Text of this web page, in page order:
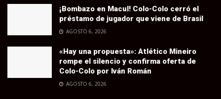
¡Bombazo en Macul! Colo-Colo cerró el
préstamo de jugador que viene de Brasil
AGOSTO 6, 2026
«Hay una propuesta»: Atlético Mineiro
rompe el silencio y confirma oferta de
Colo-Colo por Iván Román
AGOSTO 6, 2026